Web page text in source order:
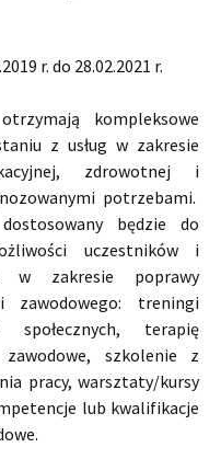
r. do 28.02.2021 r.
kompleksowe
z usług w zakresie
zdrowotnej i
potrzebami.
będzie do
uczestników i
w zakresie poprawy
zawodowego: treningi
terapię
zawodowe, szkolenie z
pracy, warsztaty/kursy
lub kwalifikacje